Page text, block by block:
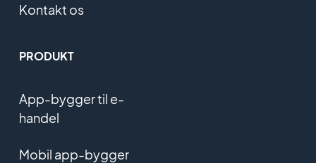
Kontakt os
PRODUKT
App-bygger til e-
handel
Mobil app-bygger